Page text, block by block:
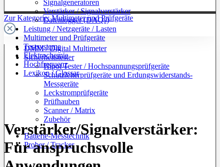
Zur Kategorie: Multimeter und Prüfgeräte
DMM / Digital Multimeter
Sicherheitstester
Hipot Tester / Hochspannungsprüfgeräte
Schutzleiterprüfgeräte und Erdungswiderstands-
Messgeräte
Leckstromprüfgeräte
Prüfhauben
Scanner / Matrix
Zubehör
Batterie-Messtechnik
Prober / Tracker
Signalgeneratoren
Verstärker / Signalverstärker
Datenlogger (DAQs)
Leistung / Netzgeräte / Lasten
Multimeter und Prüfgeräte
Testsysteme
Elektrochemie
Hochfrequenz
Lexikon / Glossar
Verstärker/Signalverstärker:
Für anspruchsvolle